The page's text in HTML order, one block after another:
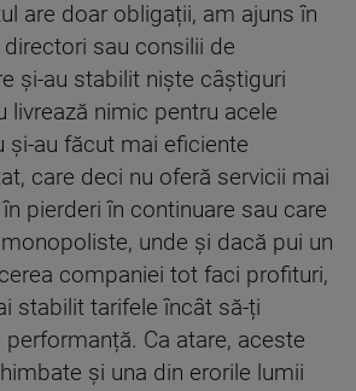
are doar obligații, am ajuns în
sau consilii de
și-au stabilit niște câștiguri
livrează nimic pentru acele
și-au făcut mai eficiente
care deci nu oferă servicii mai
pierderi în continuare sau care
unde și dacă pui un
companiei tot faci profituri,
stabilit tarifele încât să-ți
Ca atare, aceste
și una din erorile lumii